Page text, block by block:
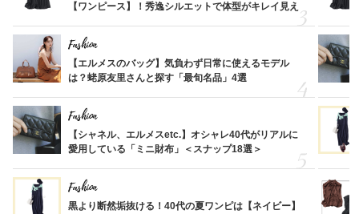
【ワンピース】！秀逸シルエットで体型がキレイ見え
Fashion
【エルメスのバッグ】気負わず日常に使えるモデル
は？蛯原友里さんと探す「最旬名品」4選
Fashion
【シャネル、エルメスetc.】オシャレ40代がリアルに
愛用している「ミニ財布」＜スナップ18選＞
Fashion
黒より断然垢抜ける！40代の夏ワンピは【ネイビー】